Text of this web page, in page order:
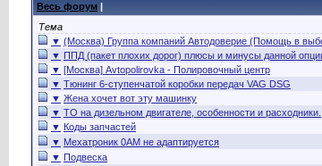
Весь форум |
Тема
▼ (Москва) Группа компаний Автодоверие (Помощь в
▼ ППД (пакет плохих дорог) плюсы и минусы данной
▼ [Москва] Avtopolirovka - Полировочный центр
▼ Тюнинг 6-ступенчатой коробки передач VAG DSG
▼ Жена хочет вот эту машинку
▼ ТО на дизельном двигателе, особенности и расходники.
▼ Коды запчастей
▼ Мехатроник 0AM не адаптируется
▼ Подвеска